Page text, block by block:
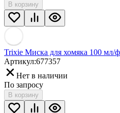
В корзину
Trixie Миска для хомяка 100 мл/
Артикул:677357
Нет в наличии
По запросу
В корзину